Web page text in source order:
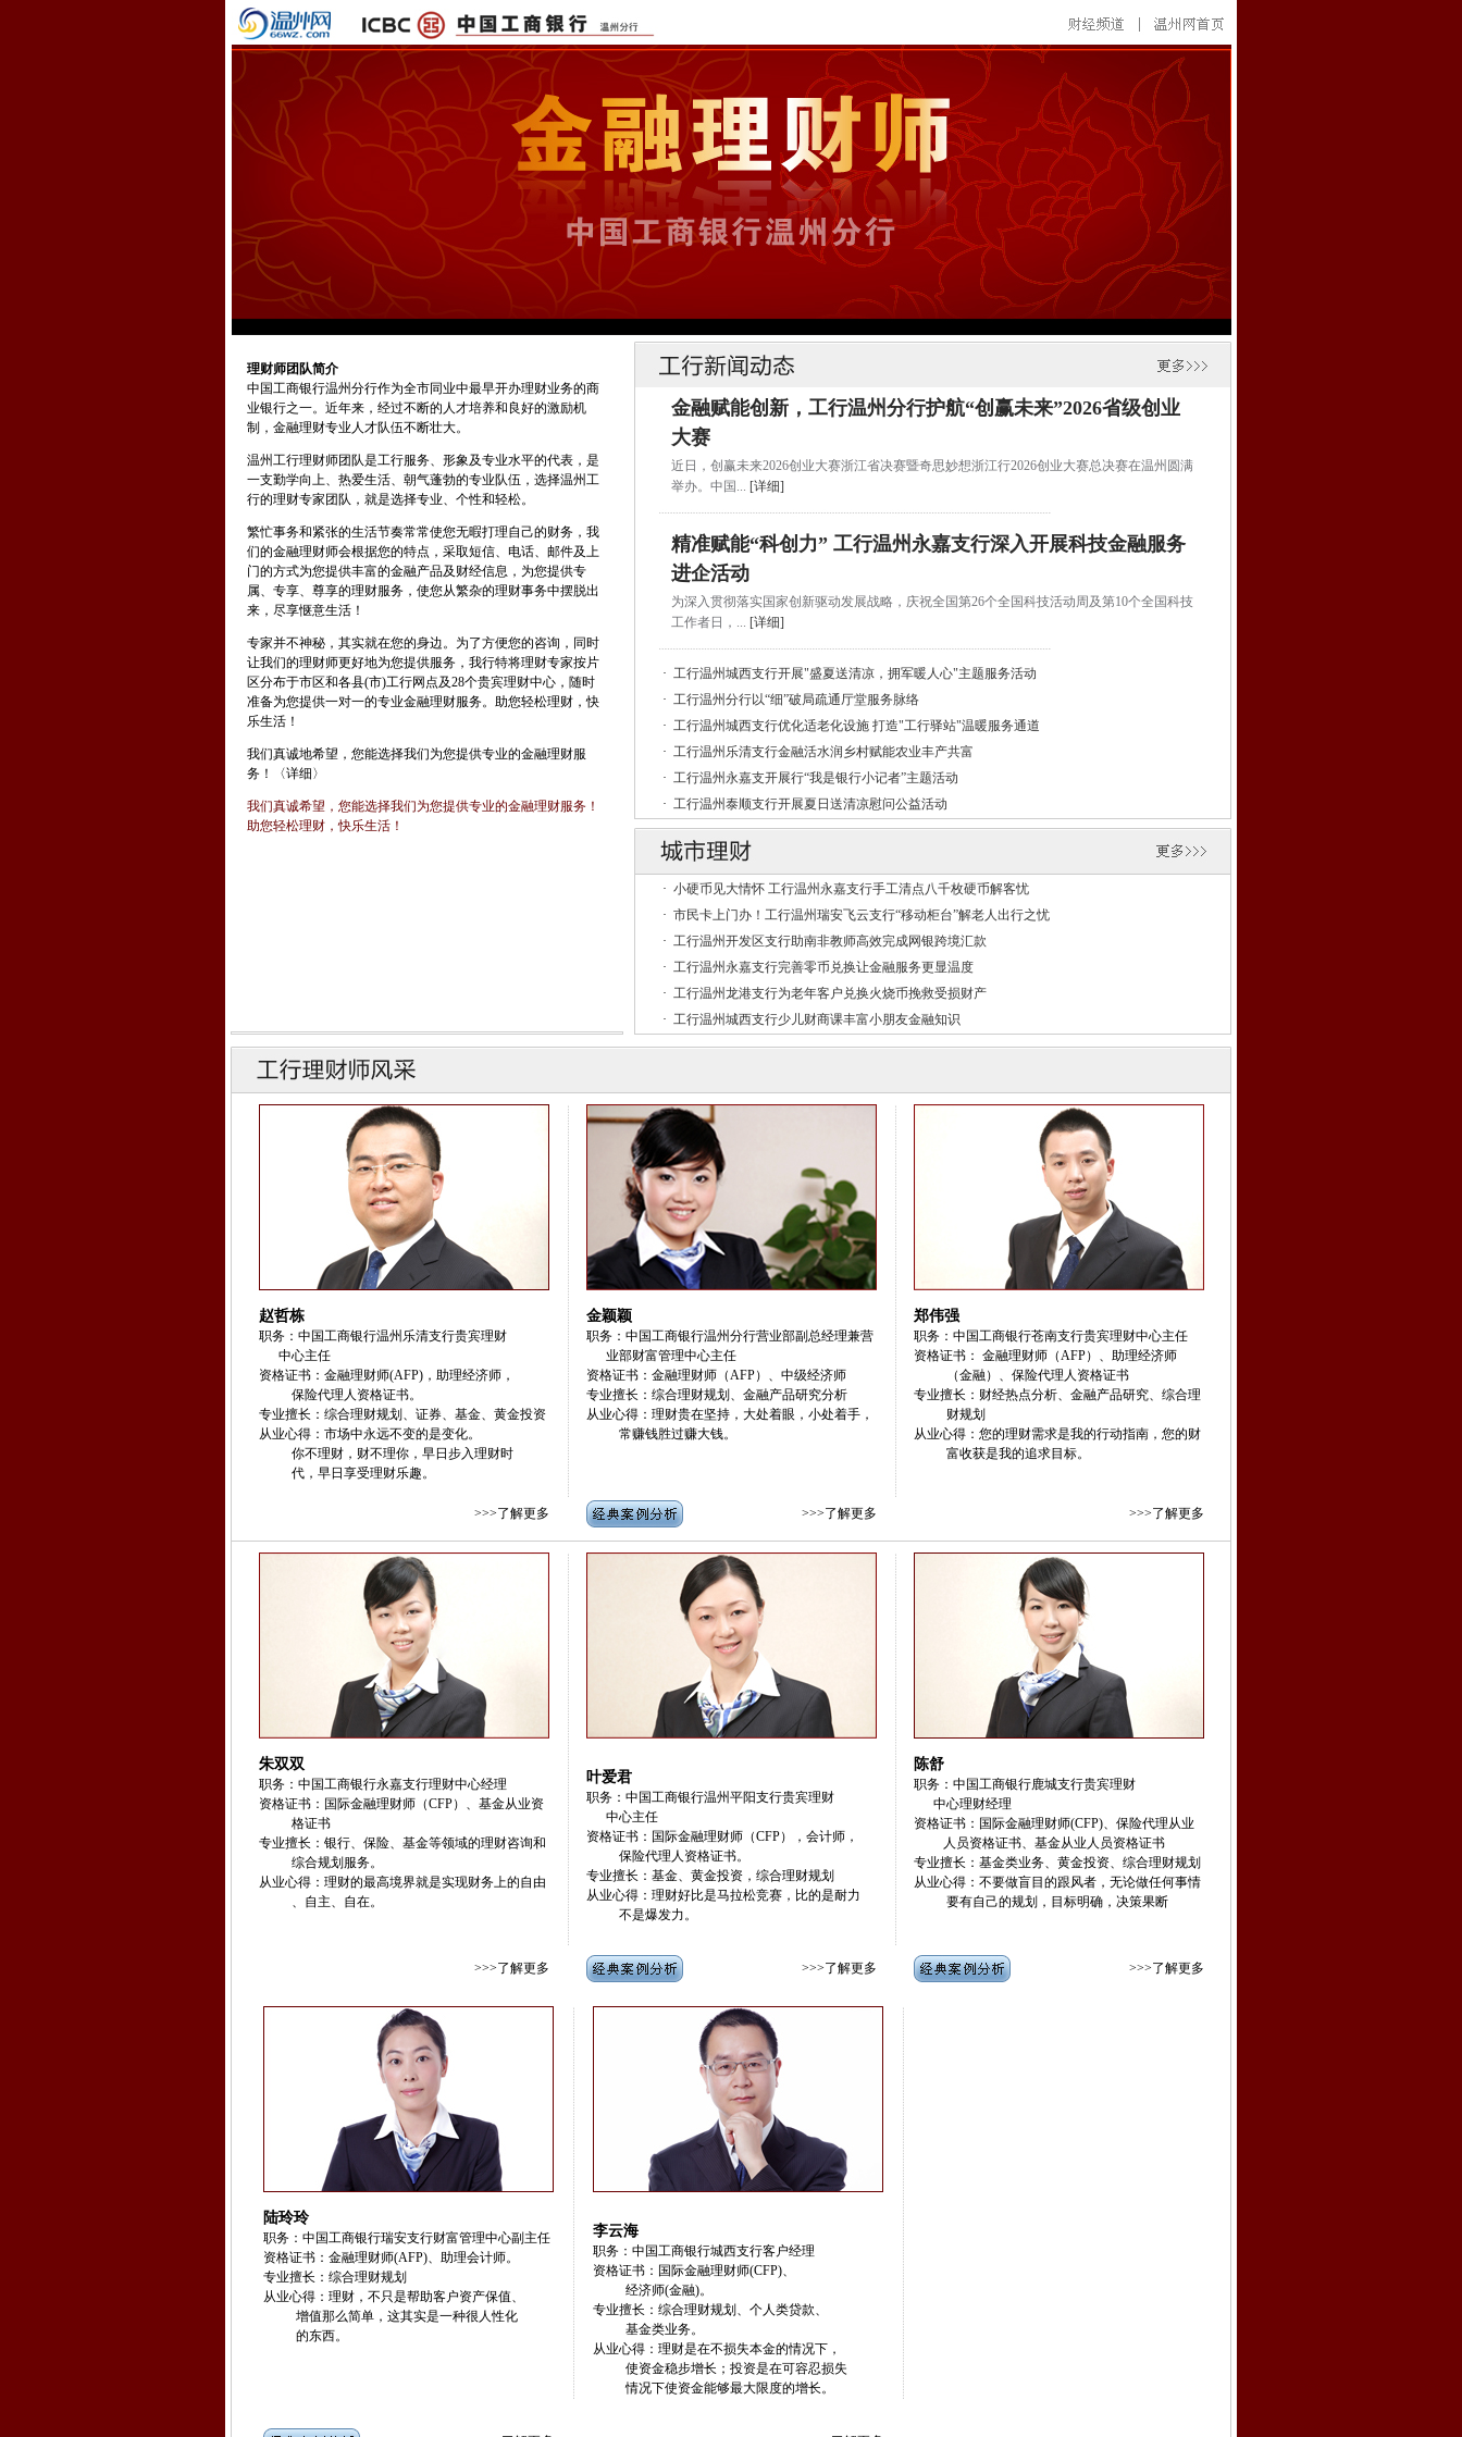
理财师团队简介
中国工商银行温州分行作为全市同业中最早开办理财业务的商
业银行之一。近年来，经过不断的人才培养和良好的激励机
制，金融理财专业人才队伍不断壮大。
温州工行理财师团队是工行服务、形象及专业水平的代表，是
一支勤学向上、热爱生活、朝气蓬勃的专业队伍，选择温州工
行的理财专家团队，就是选择专业、个性和轻松。
繁忙事务和紧张的生活节奏常常使您无暇打理自己的财务，我
们的金融理财师会根据您的特点，采取短信、电话、邮件及上
门的方式为您提供丰富的金融产品及财经信息，为您提供专
属、专享、尊享的理财服务，使您从繁杂的理财事务中摆脱出
来，尽享惬意生活！
专家并不神秘，其实就在您的身边。为了方便您的咨询，同时
让我们的理财师更好地为您提供服务，我行特将理财专家按片
区分布于市区和各县(市)工行网点及28个贵宾理财中心，随时
准备为您提供一对一的专业金融理财服务。助您轻松理财，快
乐生活！
我们真诚地希望，您能选择我们为您提供专业的金融理财服
务！
〈详细〉
我们真诚希望，您能选择我们为您提供专业的金融理财服务！
助您轻松理财，快乐生活！
金融赋能创新，工行温州分行护航“创赢未来”2026省级创业
大赛
近日，创赢未来2026创业大赛浙江省决赛暨奇思妙想浙江行2026创业大赛总决赛在温州圆满
举办。中国... [详细]
精准赋能“科创力” 工行温州永嘉支行深入开展科技金融服务
进企活动
为深入贯彻落实国家创新驱动发展战略，庆祝全国第26个全国科技活动周及第10个全国科技
工作者日，... [详细]
· 工行温州城西支行开展"盛夏送清凉，拥军暖人心"主题服务活动
· 工行温州分行以“细”破局疏通厅堂服务脉络
· 工行温州城西支行优化适老化设施 打造"工行驿站"温暖服务通道
· 工行温州乐清支行金融活水润乡村赋能农业丰产共富
· 工行温州永嘉支开展行“我是银行小记者”主题活动
· 工行温州泰顺支行开展夏日送清凉慰问公益活动
· 小硬币见大情怀 工行温州永嘉支行手工清点八千枚硬币解客忧
· 市民卡上门办！工行温州瑞安飞云支行“移动柜台”解老人出行之忧
· 工行温州开发区支行助南非教师高效完成网银跨境汇款
· 工行温州永嘉支行完善零币兑换让金融服务更显温度
· 工行温州龙港支行为老年客户兑换火烧币挽救受损财产
· 工行温州城西支行少儿财商课丰富小朋友金融知识
赵哲栋
职务：中国工商银行温州乐清支行贵宾理财
中心主任
资格证书：金融理财师(AFP)，助理经济师，
保险代理人资格证书。
专业擅长：综合理财规划、证券、基金、黄金投资
从业心得：市场中永远不变的是变化。
你不理财，财不理你，早日步入理财时
代，早日享受理财乐趣。
金颖颖
职务：中国工商银行温州分行营业部副总经理兼营
业部财富管理中心主任
资格证书： 金融理财师（AFP）、中级经济师
专业擅长：综合理财规划、金融产品研究分析
从业心得：理财贵在坚持，大处着眼，小处着手，
常赚钱胜过赚大钱。
郑伟强
职务：中国工商银行苍南支行贵宾理财中心主任
资格证书： 金融理财师（AFP）、助理经济师
（金融）、保险代理人资格证书
专业擅长：财经热点分析、金融产品研究、综合理
财规划
从业心得：您的理财需求是我的行动指南，您的财
富收获是我的追求目标。
>>>了解更多 >>>了解更多 >>>了解更多
朱双双
职务：中国工商银行永嘉支行理财中心经理
资格证书：国际金融理财师（CFP）、基金从业资
格证书
专业擅长：银行、保险、基金等领域的理财咨询和
综合规划服务。
从业心得：理财的最高境界就是实现财务上的自由
、自主、自在。
叶爱君
职务：中国工商银行温州平阳支行贵宾理财
中心主任
资格证书：国际金融理财师（CFP），会计师，
保险代理人资格证书。
专业擅长：基金、黄金投资，综合理财规划
从业心得：理财好比是马拉松竞赛，比的是耐力
不是爆发力。
陈舒
职务：中国工商银行鹿城支行贵宾理财
中心理财经理
资格证书：国际金融理财师(CFP)、保险代理从业
人员资格证书、基金从业人员资格证书
专业擅长：基金类业务、黄金投资、综合理财规划
从业心得：不要做盲目的跟风者，无论做任何事情
要有自己的规划，目标明确，决策果断
>>>了解更多 >>>了解更多 >>>了解更多
陆玲玲
职务：中国工商银行瑞安支行财富管理中心副主任
资格证书：金融理财师(AFP)、助理会计师。
专业擅长：综合理财规划
从业心得：理财，不只是帮助客户资产保值、
增值那么简单，这其实是一种很人性化
的东西。
李云海
职务：中国工商银行城西支行客户经理
资格证书：国际金融理财师(CFP)、
经济师(金融)。
专业擅长：综合理财规划、个人类贷款、
基金类业务。
从业心得：理财是在不损失本金的情况下，
使资金稳步增长；投资是在可容忍损失
情况下使资金能够最大限度的增长。